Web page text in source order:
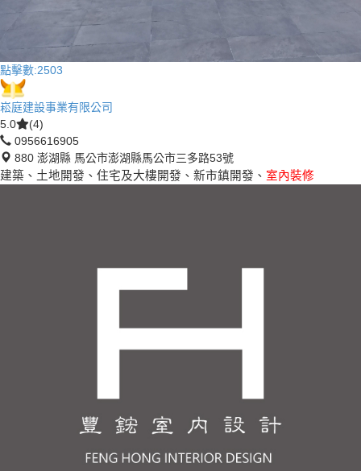
點擊數:2503
崧庭建設事業有限公司
5.0
(4)
0956616905
880 澎湖縣 馬公市澎湖縣馬公市三多路53號
建築、土地開發、住宅及大樓開發、新市鎮開發、 室內裝修